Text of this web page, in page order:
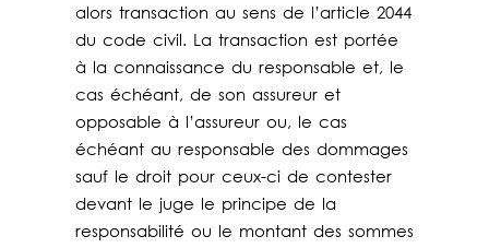
alors transaction au sens de l’article 2044
du code civil. La transaction est portée
à la connaissance du responsable et, le
cas échéant, de son assureur et
opposable à l’assureur ou, le cas
échéant au responsable des dommages
sauf le droit pour ceux-ci de contester
devant le juge le principe de la
responsabilité ou le montant des sommes